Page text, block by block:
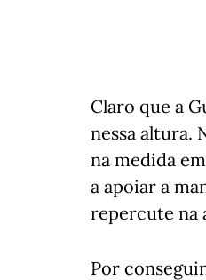
Claro que a
nessa altura.
na medida
a apoiar a
repercute na
Por